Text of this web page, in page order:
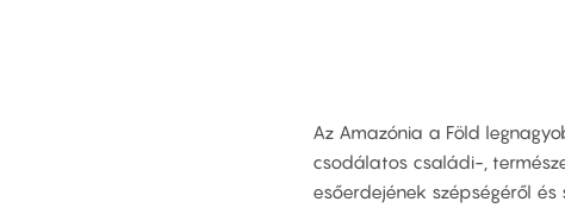
Az Amazónia a Föld
csodálatos családi-,
esőerdejének szépségéről